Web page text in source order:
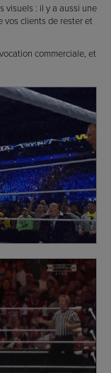
visuels : il y a aussi une
vos clients de rester et
commerciale, et